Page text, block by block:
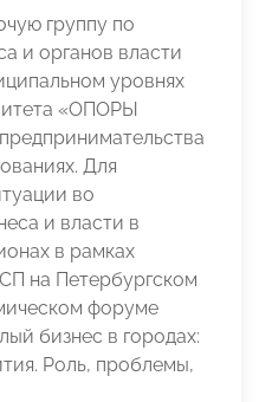
группу по
и органов власти
уровнях
«ОПОРЫ
Для
во
и власти в
в рамках
на Петербургском
форуме
бизнес в городах:
Роль, проблемы,